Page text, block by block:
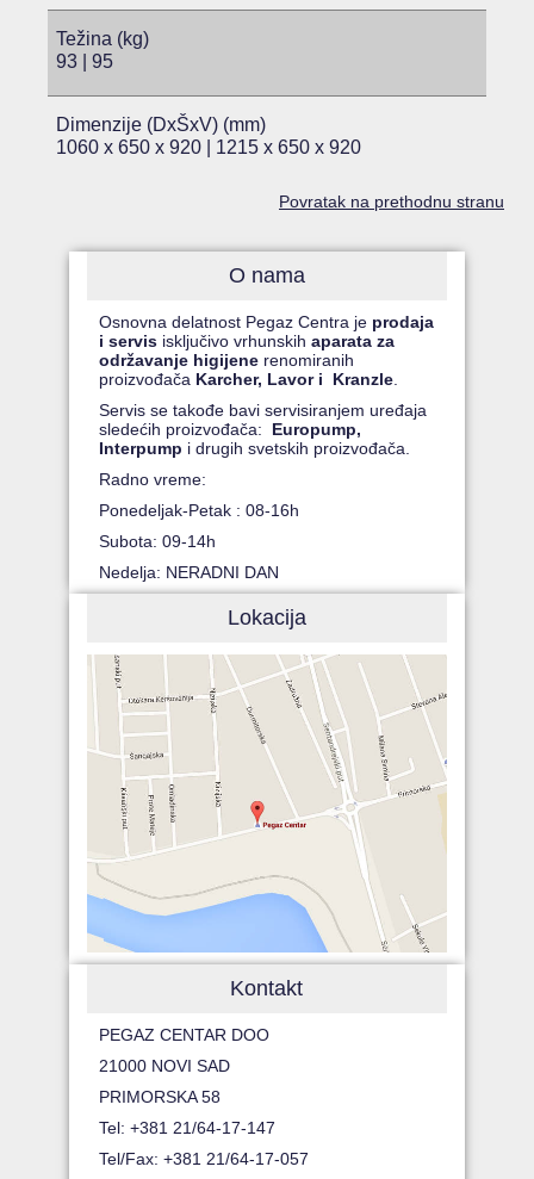
Težina (kg)
93 | 95
Dimenzije (DxŠxV) (mm)
1060 x 650 x 920 | 1215 x 650 x 920
Povratak na prethodnu stranu
O nama
Osnovna delatnost Pegaz Centra je prodaja
i servis isključivo vrhunskihaparata za
održavanje higijene renomiranih
proizvođača Karcher, Lavor i Kranzle.
Servis se takođe bavi servisiranjem uređaja
sledećih proizvođača: Europump,
Interpump i drugih svetskih proizvođača.
Radno vreme:
Ponedeljak-Petak : 08-16h
Subota: 09-14h
Nedelja: NERADNI DAN
Lokacija
Kontakt
PEGAZ CENTAR DOO
21000 NOVI SAD
PRIMORSKA 58
Tel: +381 21/64-17-147
Tel/Fax: +381 21/64-17-057